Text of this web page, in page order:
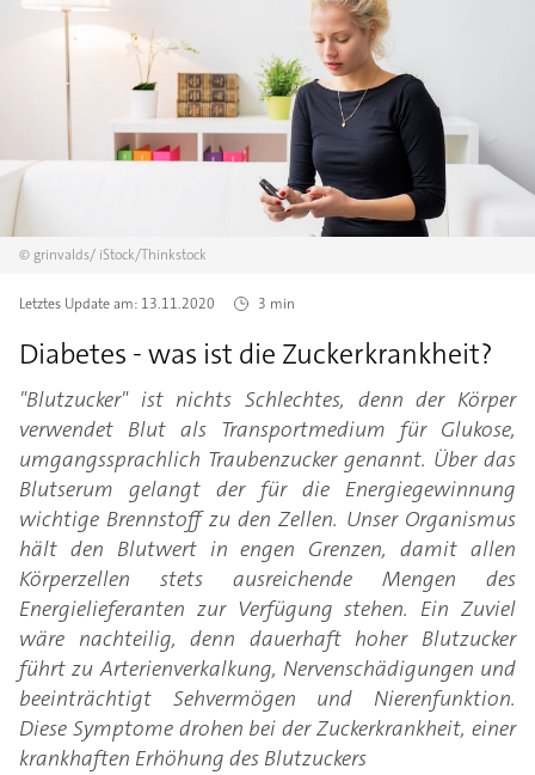
© grinvalds/ iStock/Thinkstock
Letztes Update am: 13.11.2020 3 min
Diabetes - was ist die Zuckerkrankheit?
"Blutzucker" ist nichts Schlechtes, denn der Körper
verwendet Blut als Transportmedium für Glukose,
umgangssprachlich Traubenzucker genannt. Über das
Blutserum gelangt der für die Energiegewinnung
wichtige Brennstoff zu den Zellen. Unser Organismus
hält den Blutwert in engen Grenzen, damit allen
Körperzellen stets ausreichende Mengen des
Energielieferanten zur Verfügung stehen. Ein Zuviel
wäre nachteilig, denn dauerhaft hoher Blutzucker
führt zu Arterienverkalkung, Nervenschädigungen und
beeinträchtigt Sehvermögen und Nierenfunktion.
Diese Symptome drohen bei der Zuckerkrankheit, einer
krankhaften Erhöhung des Blutzuckers